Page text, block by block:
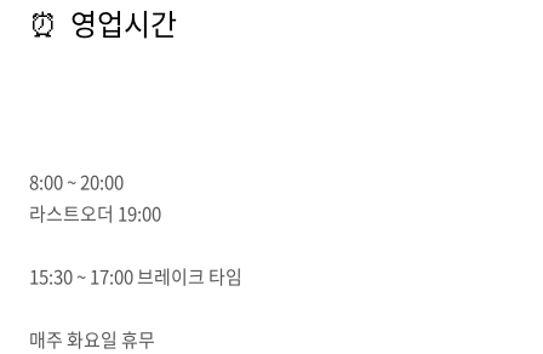
⏰ 영업시간
8:00 ~ 20:00
라스트오더 19:00
15:30 ~ 17:00 브레이크 타임
매주 화요일 휴무